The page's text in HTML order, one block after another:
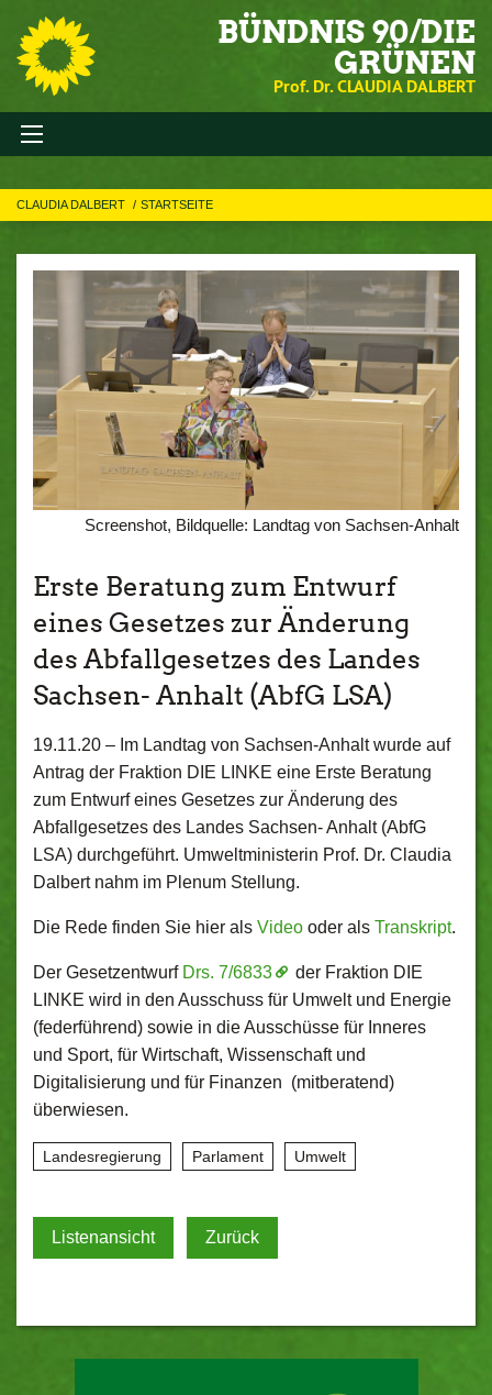
BÜNDNIS 90/DIE
GRÜNEN
Prof. Dr. CLAUDIA DALBERT
CLAUDIA DALBERT STARTSEITE
Screenshot, Bildquelle: Landtag von Sachsen-Anhalt
Erste Beratung zum Entwurf
eines Gesetzes zur Änderung
des Abfallgesetzes des Landes
Sachsen- Anhalt (AbfG LSA)
19.11.20 – Im Landtag von Sachsen-Anhalt wurde auf
Antrag der Fraktion DIE LINKE eine Erste Beratung
zum Entwurf eines Gesetzes zur Änderung des
Abfallgesetzes des Landes Sachsen- Anhalt (AbfG
LSA) durchgeführt. Umweltministerin Prof. Dr. Claudia
Dalbert nahm im Plenum Stellung.
Die Rede finden Sie hier als Video oder als Transkript.
Der Gesetzentwurf Drs. 7/6833
der Fraktion DIE
LINKE wird in den Ausschuss für Umwelt und Energie
(federführend) sowie in die Ausschüsse für Inneres
und Sport, für Wirtschaft, Wissenschaft und
Digitalisierung und für Finanzen (mitberatend)
überwiesen.
Landesregierung Parlament Umwelt
Listenansicht Zurück